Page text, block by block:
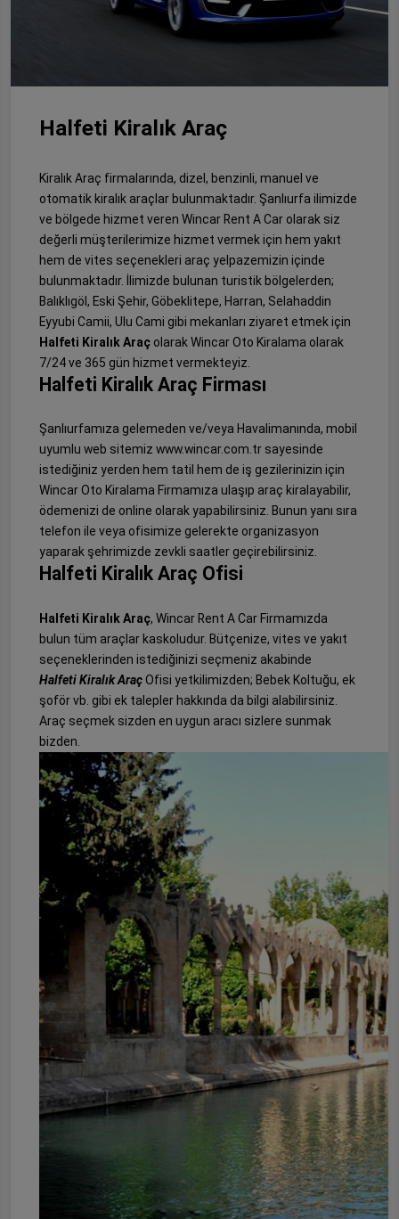
Halfeti Kiralık Araç
Kiralık Araç firmalarında, dizel, benzinli, manuel ve
otomatik kiralık araçlar bulunmaktadır. Şanlıurfa ilimizde
ve bölgede hizmet veren Wincar Rent A Car olarak siz
değerli müşterilerimize hizmet vermek için hem yakıt
hem de vites seçenekleri araç yelpazemizin içinde
bulunmaktadır. İlimizde bulunan turistik bölgelerden;
Balıklıgöl, Eski Şehir, Göbeklitepe, Harran, Selahaddin
Eyyubi Camii, Ulu Cami gibi mekanları ziyaret etmek için
Halfeti Kiralık Araç olarak Wincar Oto Kiralama olarak
7/24 ve 365 gün hizmet vermekteyiz.
Halfeti Kiralık Araç Firması
Şanlıurfamıza gelemeden ve/veya Havalimanında, mobil
uyumlu web sitemiz www.wincar.com.tr sayesinde
istediğiniz yerden hem tatil hem de iş gezilerinizin için
Wincar Oto Kiralama Firmamıza ulaşıp araç kiralayabilir,
ödemenizi de online olarak yapabilirsiniz. Bunun yanı sıra
telefon ile veya ofisimize gelerekte organizasyon
yaparak şehrimizde zevkli saatler geçirebilirsiniz.
Halfeti Kiralık Araç Ofisi
Halfeti Kiralık Araç, Wincar Rent A Car Firmamızda
bulun tüm araçlar kaskoludur. Bütçenize, vites ve yakıt
seçeneklerinden istediğinizi seçmeniz akabinde
Halfeti Kiralık AraçOfisi yetkilimizden; Bebek Koltuğu, ek
şoför vb. gibi ek talepler hakkında da bilgi alabilirsiniz.
Araç seçmek sizden en uygun aracı sizlere sunmak
bizden.